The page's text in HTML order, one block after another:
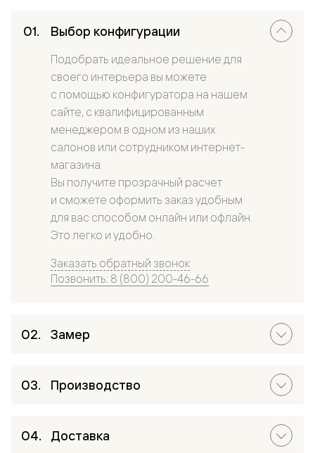
Выбор конфигурации
Подобрать идеальное решение для
своего интерьера вы можете
с помощью конфигуратора на нашем
сайте, с квалифицированным
менеджером в одном из наших
салонов или сотрудником интернет-
магазина.
Вы получите прозрачный расчет
и сможете оформить заказ удобным
для вас способом онлайн или офлайн.
Это легко и удобно.
Заказать обратный звонок
Позвонить: 8 (800) 200-46-66
Замер
Производство
Доставка